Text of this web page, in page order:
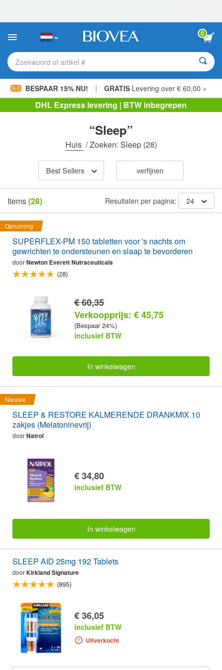
Deze
bevat
toegankelijkheidssysteem.
0
Zoekwoord of artikel #
BESPAAR 15% NU! | GRATIS Levering over € 60,00 »
DHL Express levering | BTW inbegrepen
“Sleep”
Huis /Zoeken: Sleep(28)
Best Sellers verfijnen
Items(28) Resultaten per pagina: 24
Opruiming
SUPERFLEX-PM 150 tabletten voor 's nachts om
gewrichten te ondersteunen en slaap te bevorderen
doorNewton Everett Nutraceuticals
(28)
€ 60,35
Verkoopprijs: € 45,75
(Bespaar 24%)
inclusief BTW
In winkelwagen
Nieuwe
SLEEP & RESTORE KALMERENDE DRANKMIX 10
zakjes (Melatoninevrij)
doorNatrol
€ 34,80
inclusief BTW
In winkelwagen
SLEEP AID 25mg 192 Tablets
doorKirkland Signature
(895)
€ 36,05
inclusief BTW
Uitverkocht